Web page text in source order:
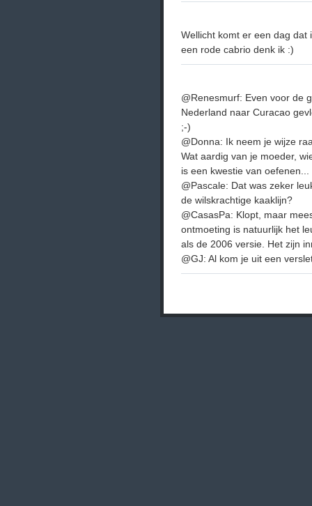
Wellicht komt er een dag dat
een rode cabrio denk ik :)
@Renesmurf: Even voor de
Nederland naar Curacao
;-)
@Donna: Ik neem je wijze
Wat aardig van je moeder,
is een kwestie van oefenen...
@Pascale: Dat was zeker
de wilskrachtige kaaklijn?
@CasasPa: Klopt, maar
ontmoeting is natuurlijk het
als de 2006 versie. Het zijn
@GJ: Al kom je uit een